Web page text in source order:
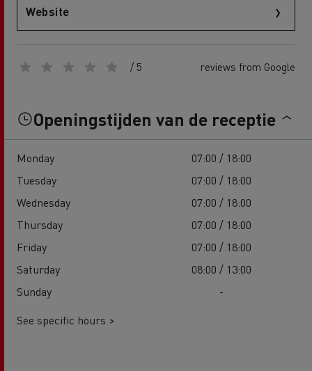
Website
/ 5 reviews from Google
Openingstijden van de receptie
Monday
07:00 / 18:00
Tuesday
07:00 / 18:00
Wednesday
07:00 / 18:00
Thursday
07:00 / 18:00
Friday
07:00 / 18:00
Saturday
08:00 / 13:00
Sunday
-
See specific hours >